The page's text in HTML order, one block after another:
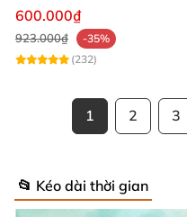
Tạo Khoái Cảm
600.000₫
923.000₫
-35%
(232)
1 2 3
📂 Kéo dài thời gian